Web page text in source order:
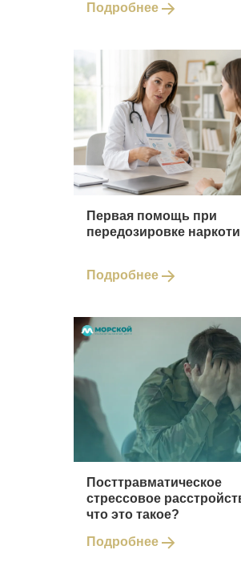
Подробнее
Первая помощь при
передозировке
Подробнее
Посттравматическое
стрессовое
что это такое?
Подробнее